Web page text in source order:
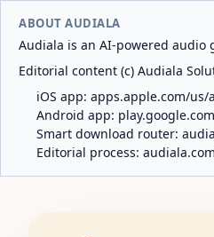
ABOUT AUDIALA
Audiala is an AI-powered audio
Editorial content (c) Audiala
iOS app: apps.apple.com/us/
Android app:
Smart download router:
Editorial process: